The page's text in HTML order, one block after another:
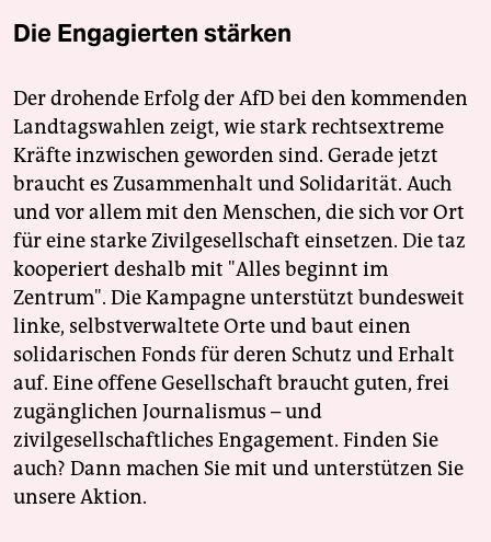
Die Engagierten stärken
Der drohende Erfolg der AfD bei den kommenden
Landtagswahlen zeigt, wie stark rechtsextreme
Kräfte inzwischen geworden sind. Gerade jetzt
braucht es Zusammenhalt und Solidarität. Auch
und vor allem mit den Menschen, die sich vor Ort
für eine starke Zivilgesellschaft einsetzen. Die taz
kooperiert deshalb mit "Alles beginnt im
Zentrum". Die Kampagne unterstützt bundesweit
linke, selbstverwaltete Orte und baut einen
solidarischen Fonds für deren Schutz und Erhalt
auf. Eine offene Gesellschaft braucht guten, frei
zugänglichen Journalismus – und
zivilgesellschaftliches Engagement. Finden Sie
auch? Dann machen Sie mit und unterstützen Sie
unsere Aktion.